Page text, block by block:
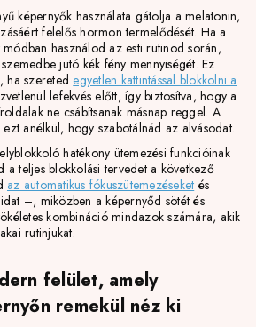
képernyők használata gátolja a melatonin,
felelős hormon termelődését. Ha a
használod az esti rutinod során,
jutó kék fény mennyiségét. Ez
ha szeretedegyetlen kattintással blokkolni a
lefekvés előtt, így biztosítva, hogy a
ne csábítsanak másnap reggel. A
anélkül, hogy szabotálnád az alvásodat.
hatékony ütemezési funkcióinak
a teljes blokkolási tervedet a következő
az automatikus fókuszütemezéseket és
–, miközben a képernyőd sötét és
kombináció mindazok számára, akik
rutinjukat.
felület, amely
remekül néz ki